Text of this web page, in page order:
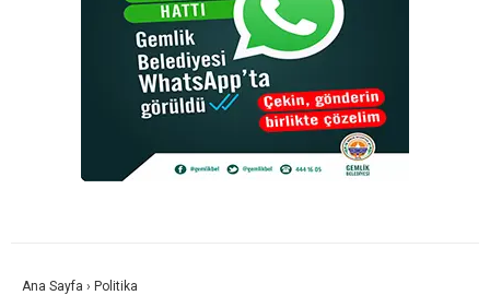
Ana Sayfa › Politika